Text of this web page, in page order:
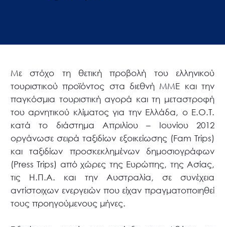
Με στόχο τη θετική προβολή του ελληνικού
τουριστικού προϊόντος στα διεθνή ΜΜΕ και την
παγκόσμια τουριστική αγορά και τη μεταστροφή
του αρνητικού κλίματος για την Ελλάδα, ο Ε.Ο.Τ.
κατά το διάστημα Απριλίου – Ιουνίου 2012
οργάνωσε σειρά ταξιδίων εξοικείωσης (Fam Trips)
και ταξιδίων προσκεκλημένων δημοσιογράφων
(Press Trips) από χώρες της Ευρώπης, της Ασίας,
τις Η.Π.Α. και την Αυστραλία, σε συνέχεια
αντίστοιχων ενεργειών που είχαν πραγματοποιηθεί
τους προηγούμενους μήνες.